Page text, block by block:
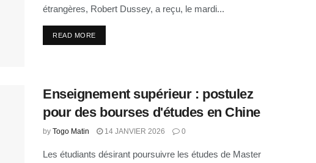
étrangères, Robert Dussey, a reçu, le mardi...
READ MORE
Enseignement supérieur : postulez
pour des bourses d'études en Chine
by Togo Matin 14 JANVIER 2026 0
Les étudiants désirant poursuivre les études de Master